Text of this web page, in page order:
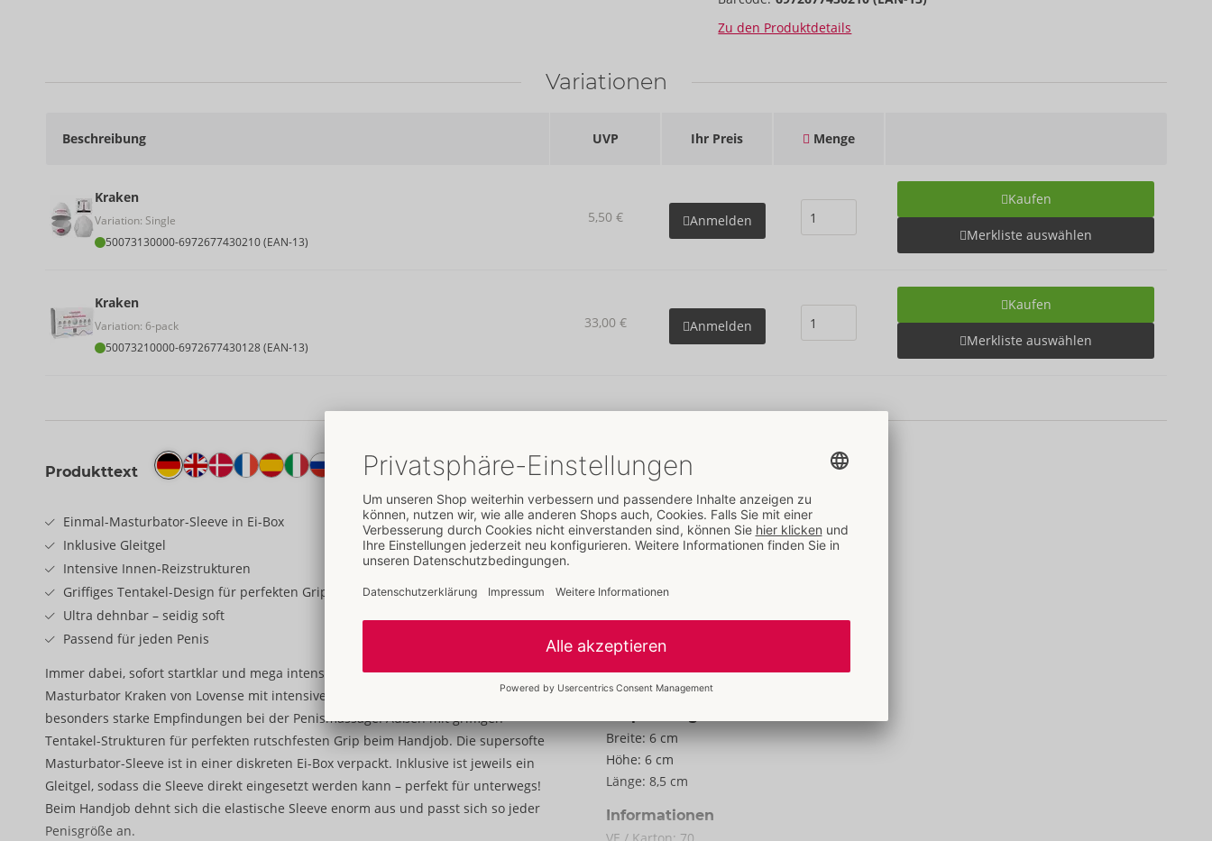
Zu den Produktdetails
Variationen
Beschreibung UVP Ihr Preis Menge
Kraken
Variation: Single
50073130000-6972677430210 (EAN-13)
5,50 € Anmelden
Kaufen
Merkliste auswählen
Kraken
Variation: 6-pack
50073210000-6972677430128 (EAN-13)
33,00 € Anmelden
Kaufen
Merkliste auswählen
Details
Produkttext
Einmal-Masturbator-Sleeve in Ei-Box
Inklusive Gleitgel
Intensive Innen-Reizstrukturen
Griffiges Tentakel-Design für perfekten Grip
Ultra dehnbar – seidig soft
Passend für jeden Penis
Immer dabei, sofort startklar und mega intensiv!
Masturbator Kraken von Lovense mit intensiver Reizstruktur im Inneren für
besonders starke Empfindungen bei der Penismassage. Außen mit griffigen
Tentakel-Strukturen für perfekten rutschfesten Grip beim Handjob. Die supersofte
Masturbator-Sleeve ist in einer diskreten Ei-Box verpackt. Inklusive ist jeweils ein
Gleitgel, sodass die Sleeve direkt eingesetzt werden kann – perfekt für unterwegs!
Beim Handjob dehnt sich die elastische Sleeve enorm aus und passt sich so jeder
Penisgröße an.
Eigenschaften
Für Männer
Daten
Farbe: weiß
Länge:
Durchmesser:
Gewicht: 75 g
Breite: 6 cm
Höhe: 6 cm
Länge: 8,5 cm
Informationen